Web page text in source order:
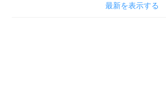
最新を表示する